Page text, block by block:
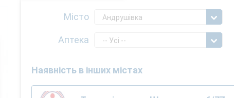
Місто Андрушівка
Аптека -- Усі --
Наявність в інших містах